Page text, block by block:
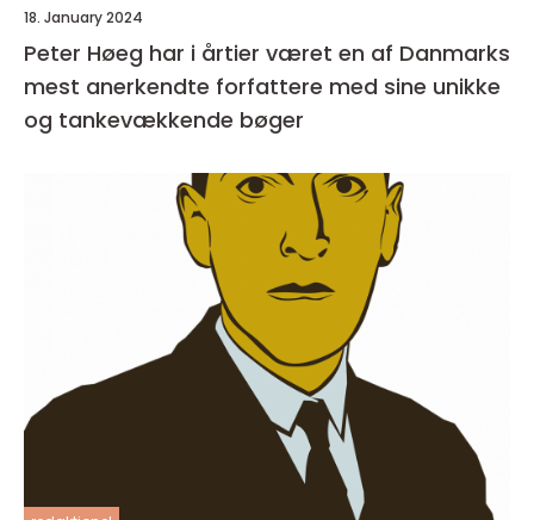
18. January 2024
Peter Høeg har i årtier været en af Danmarks
mest anerkendte forfattere med sine unikke
og tankevækkende bøger